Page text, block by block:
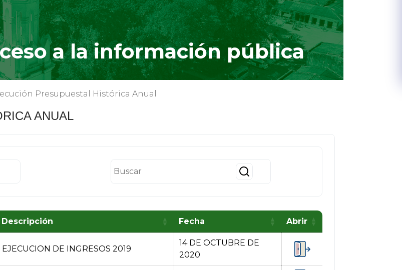
a la información pública
Presupuestal Histórica Anual
ANUAL
Descripción Fecha Abrir
EJECUCION DE INGRESOS 2019
14 DE OCTUBRE DE
2020